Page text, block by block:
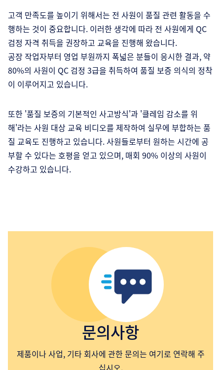
고객 만족도를 높이기 위해서는 전 사원이 품질 관련 활동을 수
행하는 것이 중요합니다. 이러한 생각에 따라 전 사원에게 QC
검정 자격 취득을 권장하고 교육을 진행해 왔습니다.
공장 작업자부터 영업 부원까지 폭넓은 분들이 응시한 결과, 약
80%의 사원이 QC 검정 3급을 취득하여 품질 보증 의식의 정착
이 이루어지고 있습니다.
또한 '품질 보증의 기본적인 사고방식'과 '클레임 감소를 위
해'라는 사원 대상 교육 비디오를 제작하여 실무에 부합하는 품
질 교육도 진행하고 있습니다. 사원들로부터 원하는 시간에 공
부할 수 있다는 호평을 얻고 있으며, 매회 90% 이상의 사원이
수강하고 있습니다.
문의사항
제품이나 사업, 기타 회사에 관한 문의는 여기로 연락해 주
십시오.